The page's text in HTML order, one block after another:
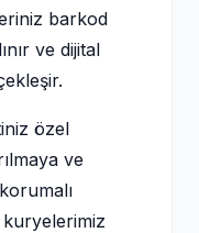
barkod
ve dijital
özel
ve
kuryelerimiz